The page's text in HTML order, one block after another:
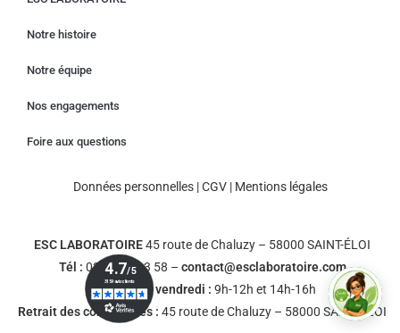
Notre histoire
Notre équipe
Nos engagements
Foire aux questions
Données personnelles|CGV| Mentions légales
ESC LABORATOIRE45 route de Chaluzy – 58000 SAINT-ÉLOI
Tél : 03 86 36 93 58 – contact@esclaboratoire.com
Du lundi au vendredi : 9h-12h et 14h-16h
Retrait des commandes :45 route de Chaluzy – 58000 SAINT-ÉLOI